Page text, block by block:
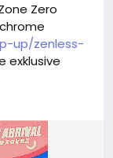
Zero
up/zenless-
exklusive
ihr auf
und W-